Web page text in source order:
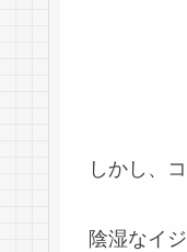
しかし、
陰湿なイ